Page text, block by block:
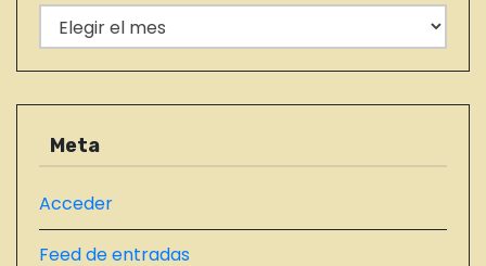
í
a
s
N
T
R
A
S
Meta
Acceder
Feed de entradas